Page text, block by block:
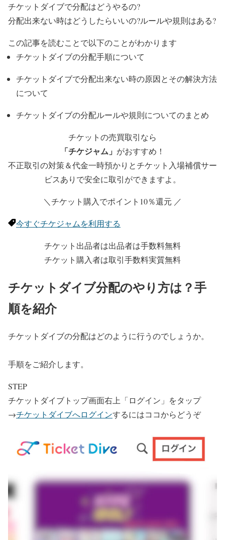
チケットダイブで分配はどうやるの?
分配出来ない時はどうしたらいいの?ルールや規則はある?
この記事を読むことで以下のことがわかります
チケットダイブの分配手順について
チケットダイブで分配出来ない時の原因とその解決方法
について
チケットダイブの分配ルールや規則についてのまとめ
チケットの売買取引なら
「チケジャム」 がおすすめ！
不正取引の対策＆代金一時預かりとチケット入場補償サー
ビスありで安全に取引ができますよ。
＼チケット購入でポイント10％還元 ／
今すぐチケジャムを利用する
チケット出品者は出品者は手数料無料
チケット購入者は取引手数料実質無料
チケットダイブ分配のやり方は？手
順を紹介
チケットダイブの分配はどのように行うのでしょうか。
手順をご紹介します。
STEP
チケットダイブトップ画面右上「ログイン」をタップ
→チケットダイブへログインするにはココからどうぞ